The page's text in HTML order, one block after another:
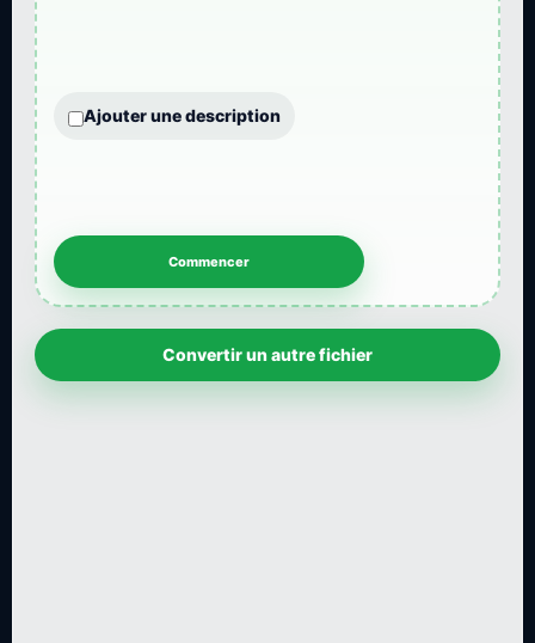
Ajouter une description
Convertir un autre fichier